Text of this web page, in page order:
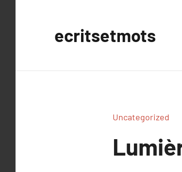
ecritsetmots
Uncategorized